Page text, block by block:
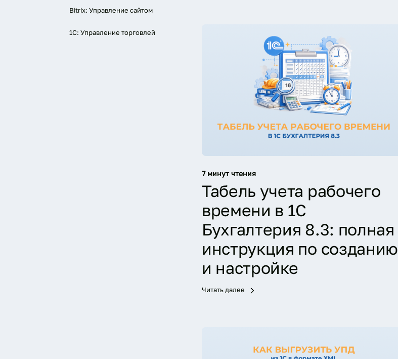
Bitrix: Управление сайтом
1С: Управление торговлей
7 минут чтения
Табель учета рабочего
времени в 1С
Бухгалтерия 8.3: полная
инструкция по созданию
и настройке
Читать далее